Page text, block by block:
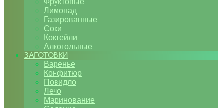
Фруктовые
Лимонад
Газированные
Соки
Коктейли
Алкогольные
ЗАГОТОВКИ
Варенье
Конфитюр
Повидло
Лечо
Маринование